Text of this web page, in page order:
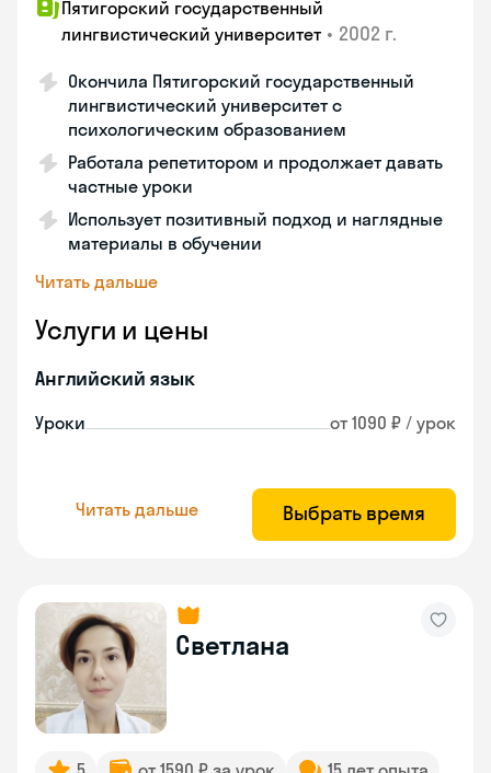
Пятигорский государственный
лингвистический университет • 2002 г.
Окончила Пятигорский государственный
лингвистический университет с
психологическим образованием
Работала репетитором и продолжает давать
частные уроки
Использует позитивный подход и наглядные
материалы в обучении
Читать дальше
Услуги и цены
Английский язык
Уроки от 1090 ₽ / урок
Читать дальше Выбрать время
Светлана